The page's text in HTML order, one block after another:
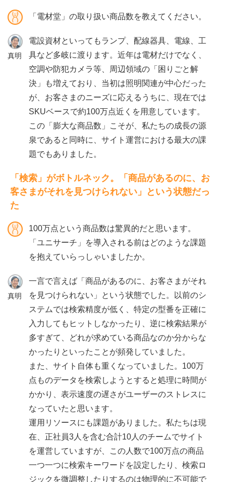
「電材堂」の取り扱い商品数を教えてください。
真明
電設資材といってもランプ、配線器具、電線、工
具など多岐に渡ります。近年は電材だけでなく、
空調や防犯カメラ等、周辺領域の「困りごと解
決」も増えており、当初は照明関連が中心だった
が、お客さまのニーズに応えるうちに、現在では
SKUベースで約100万点近くを用意しています。
この「膨大な商品数」こそが、私たちの成長の源
泉であると同時に、サイト運営における最大の課
題でもありました。
「検索」がボトルネック。「商品があるのに、お
客さまがそれを見つけられない」という状態だっ
た
100万点という商品数は驚異的だと思います。
「ユニサーチ」を導入される前はどのような課題
を抱えていらっしゃいましたか。
真明
一言で言えば「商品があるのに、お客さまがそれ
を見つけられない」という状態でした。以前のシ
ステムでは検索精度が低く、特定の型番を正確に
入力してもヒットしなかったり、逆に検索結果が
多すぎて、どれが求めている商品なのか分からな
かったりといったことが頻発していました。
また、サイト自体も重くなっていました。100万
点ものデータを検索しようとすると処理に時間が
かかり、表示速度の遅さがユーザーのストレスに
なっていたと思います。
運用リソースにも課題がありました。私たちは現
在、正社員3人を含む合計10人のチームでサイト
を運営していますが、この人数で100万点の商品
一つ一つに検索キーワードを設定したり、検索ロ
ジックを微調整したりするのは物理的に不可能で